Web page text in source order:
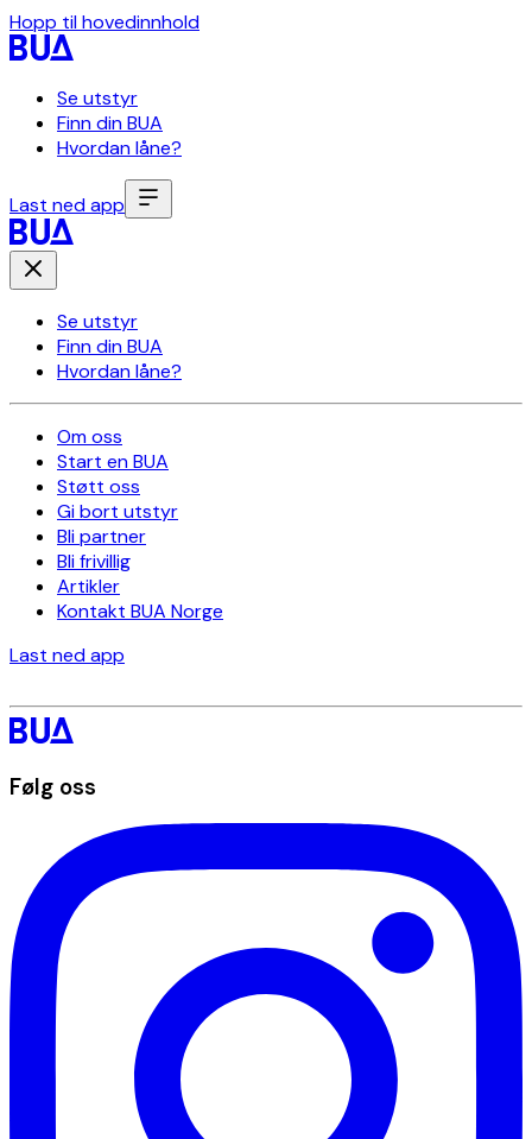
Hopp til hovedinnhold
Se utstyr
Finn din BUA
Hvordan låne?
Last ned app
Se utstyr
Finn din BUA
Hvordan låne?
Om oss
Start en BUA
Støtt oss
Gi bort utstyr
Bli partner
Bli frivillig
Artikler
Kontakt BUA Norge
Last ned app
Følg oss